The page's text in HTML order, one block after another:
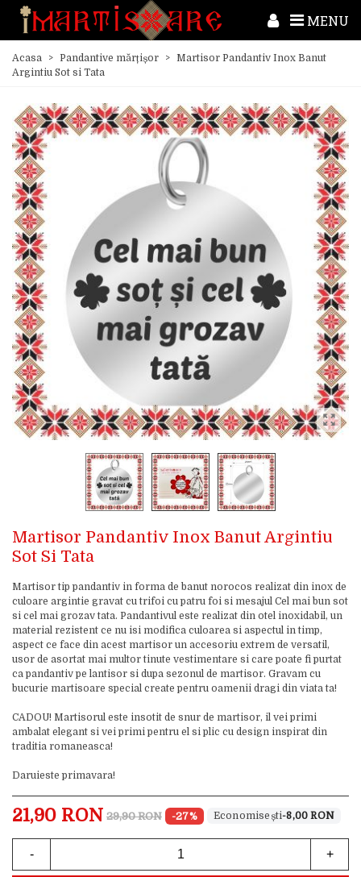
MENU
Acasa > Pandantive mărțișor > Martisor Pandantiv Inox Banut
Argintiu Sot si Tata
Martisor Pandantiv Inox Banut Argintiu
Sot Si Tata
Martisor tip pandantiv in forma de banut norocos realizat din inox de
culoare argintie gravat cu trifoi cu patru foi si mesajul Cel mai bun sot
si cel mai grozav tata. Pandantivul este realizat din otel inoxidabil, un
material rezistent ce nu isi modifica culoarea si aspectul in timp,
aspect ce face din acest martisor un accesoriu extrem de versatil,
usor de asortat mai multor tinute vestimentare si care poate fi purtat
ca pandantiv pe lantisor si dupa sezonul de martisor. Gravam cu
bucurie martisoare special create pentru oamenii dragi din viata ta!
CADOU! Martisorul este insotit de snur de martisor, il vei primi
ambalat elegant si vei primi pentru el si plic cu design inspirat din
traditia romaneasca!
Daruieste primavara!
21,90 RON 29,90 RON -27% -8,00 RON
- +